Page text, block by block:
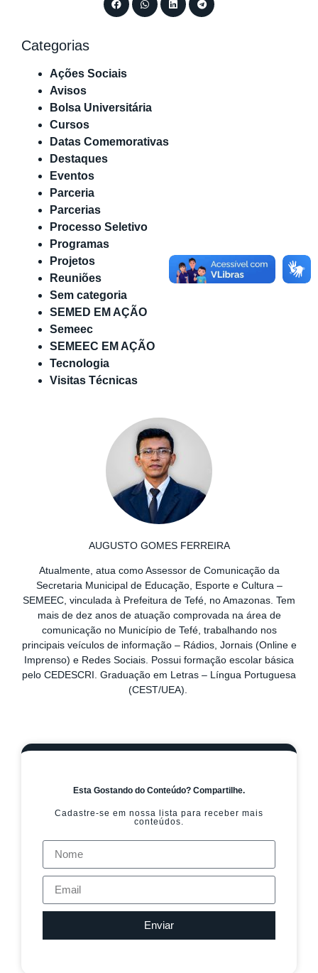
Categorias
Ações Sociais
Avisos
Bolsa Universitária
Cursos
Datas Comemorativas
Destaques
Eventos
Parceria
Parcerias
Processo Seletivo
Programas
Projetos
Reuniões
Sem categoria
SEMED EM AÇÃO
Semeec
SEMEEC EM AÇÃO
Tecnologia
Visitas Técnicas
AUGUSTO GOMES FERREIRA
Atualmente, atua como Assessor de Comunicação da
Secretaria Municipal de Educação, Esporte e Cultura –
SEMEEC, vinculada à Prefeitura de Tefé, no Amazonas. Tem
mais de dez anos de atuação comprovada na área de
comunicação no Município de Tefé, trabalhando nos
principais veículos de informação – Rádios, Jornais (Online e
Imprenso) e Redes Sociais. Possui formação escolar básica
pelo CEDESCRI. Graduação em Letras – Língua Portuguesa
(CEST/UEA).
Esta Gostando do Conteúdo? Compartilhe.
Cadastre-se em nossa lista para receber mais
conteúdos.
Enviar